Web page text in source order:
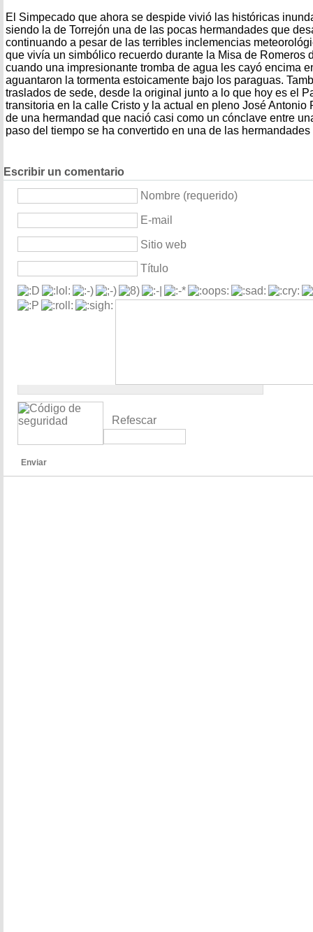
El Simpecado que ahora se despide vivió las históricas
siendo la de Torrejón una de las pocas hermandades que
continuando a pesar de las terribles inclemencias
que vivía un simbólico recuerdo durante la Misa de Romeros
cuando una impresionante tromba de agua les cayó encima
aguantaron la tormenta estoicamente bajo los paraguas.
traslados de sede, desde la original junto a lo que hoy es el
transitoria en la calle Cristo y la actual en pleno José Antonio
de una hermandad que nació casi como un cónclave entre
paso del tiempo se ha convertido en una de las
Escribir un comentario
Nombre (requerido)
E-mail
Sitio web
Título
Refescar
Enviar